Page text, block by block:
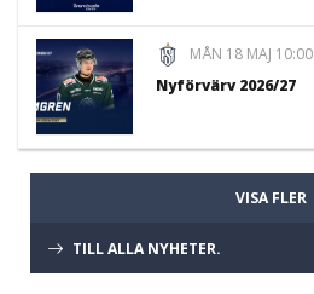
MÅN 18 MAJ 10:00
Nyförvärv 2026/27
VISA FLER
TILL ALLA NYHETER.